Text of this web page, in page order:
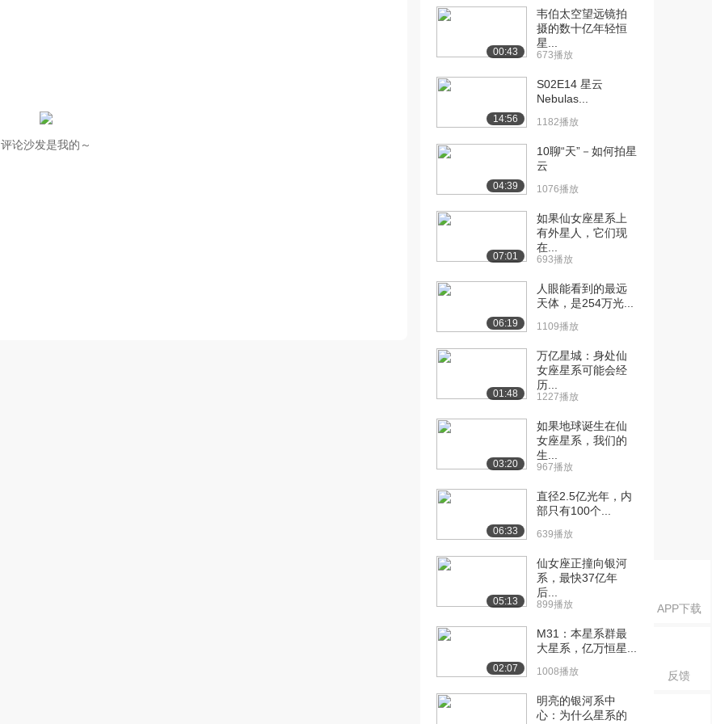
APP下载
反馈
评论沙发是我的～
[10] 9.北极星位置会变化
06:19
样？
吗？（上）
吗？（下）
[14] 12.星云究竟是什么？
（上）
[15] 12.星云究竟是什么？
（下）
1527播放
[16] 13.银河系是哪来的？
2876播放
[17] 13.银河系是哪来的？
1668播放
00:43
韦伯太空望远镜拍
摄的数十亿年轻恒
星...
673播放
14:56
S02E14 星云
Nebulas...
1182播放
04:39
10聊“天”－如何拍星
云
1076播放
07:01
如果仙女座星系上
有外星人，它们现
在...
693播放
06:19
人眼能看到的最远
天体，是254万光...
1109播放
01:48
万亿星城：身处仙
女座星系可能会经
历...
1227播放
03:20
如果地球诞生在仙
女座星系，我们的
生...
967播放
06:33
直径2.5亿光年，内
部只有100个...
639播放
05:13
仙女座正撞向银河
系，最快37亿年
后...
899播放
02:07
M31：本星系群最
大星系，亿万恒星...
1008播放
明亮的银河系中
心：为什么星系的